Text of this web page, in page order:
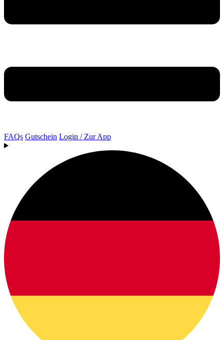
FAQs Gutschein Login / Zur App